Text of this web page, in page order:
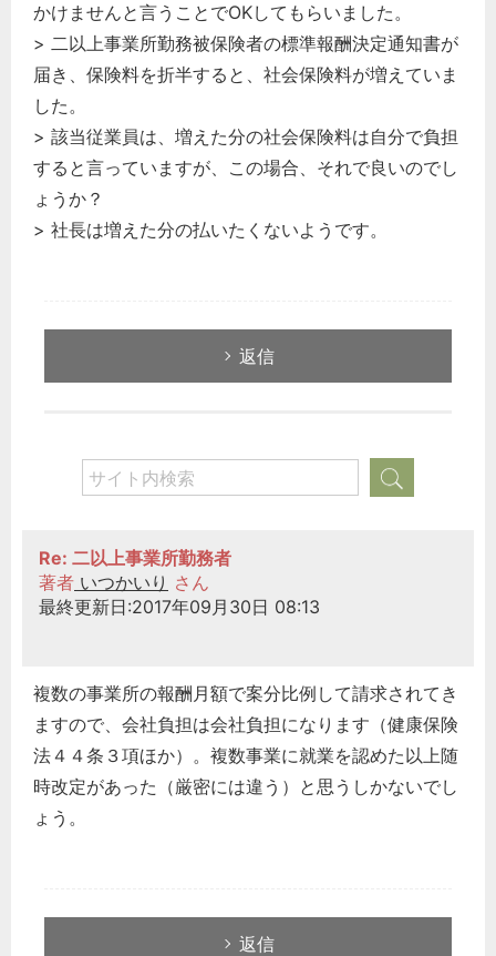
かけませんと言うことでOKしてもらいました。
> 二以上事業所勤務被保険者の標準報酬決定通知書が
届き、保険料を折半すると、社会保険料が増えていま
した。
> 該当従業員は、増えた分の社会保険料は自分で負担
すると言っていますが、この場合、それで良いのでし
ょうか？
> 社長は増えた分の払いたくないようです。
返信
Re: 二以上事業所勤務者
著者 いつかいり さん
最終更新日:2017年09月30日 08:13
複数の事業所の報酬月額で案分比例して請求されてき
ますので、会社負担は会社負担になります（健康保険
法４４条３項ほか）。複数事業に就業を認めた以上随
時改定があった（厳密には違う）と思うしかないでし
ょう。
返信